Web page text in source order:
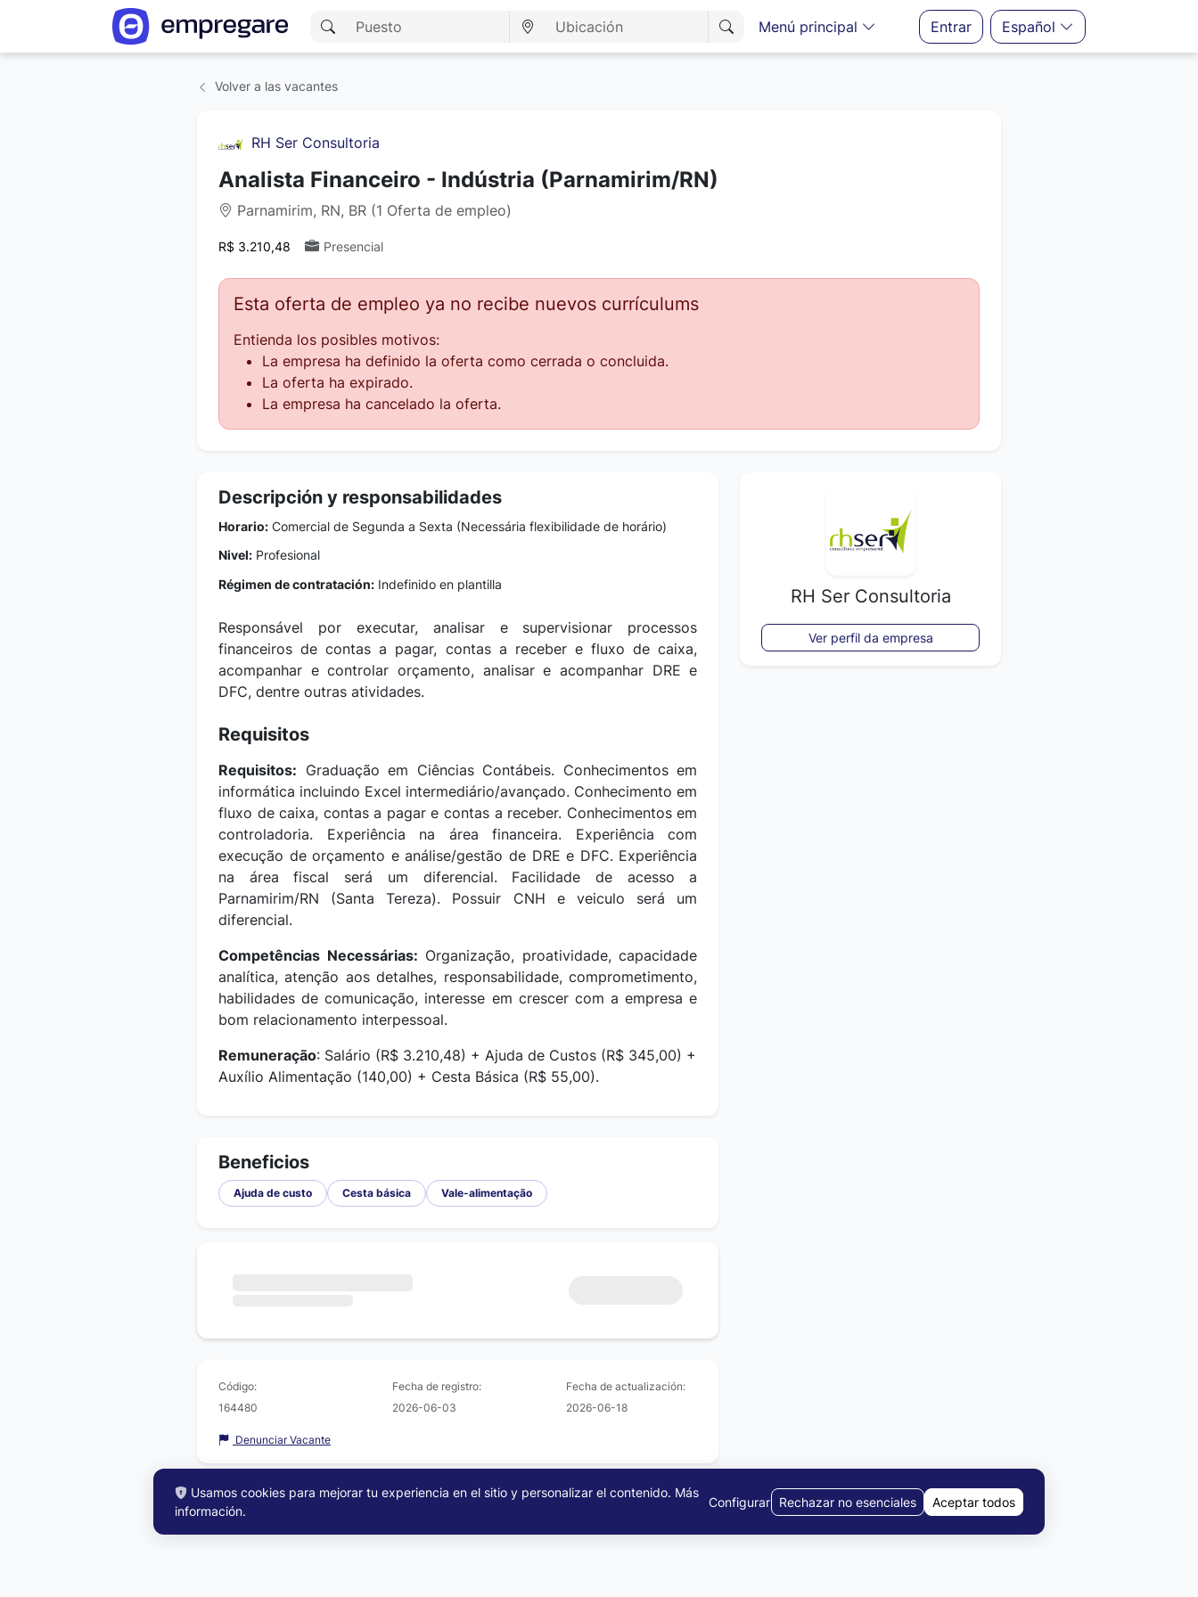
Menú principal Entrar Español
Volver a las vacantes
RH Ser Consultoria
Analista Financeiro - Indústria (Parnamirim/RN)
Parnamirim, RN, BR (1 Oferta de empleo)
R$ 3.210,48 Presencial
Esta oferta de empleo ya no recibe nuevos currículums
Entienda los posibles motivos:
La empresa ha definido la oferta como cerrada o concluida.
La oferta ha expirado.
La empresa ha cancelado la oferta.
Descripción y responsabilidades
Horario: Comercial de Segunda a Sexta (Necessária flexibilidade de horário)
Nivel: Profesional
Régimen de contratación: Indefinido en plantilla
Responsável por executar, analisar e supervisionar processos
financeiros de contas a pagar, contas a receber e fluxo de caixa,
acompanhar e controlar orçamento, analisar e acompanhar DRE e
DFC, dentre outras atividades.
Requisitos
Requisitos: Graduação em Ciências Contábeis. Conhecimentos em
informática incluindo Excel intermediário/avançado. Conhecimento em
fluxo de caixa, contas a pagar e contas a receber. Conhecimentos em
controladoria. Experiência na área financeira. Experiência com
execução de orçamento e análise/gestão de DRE e DFC. Experiência
na área fiscal será um diferencial. Facilidade de acesso a
Parnamirim/RN (Santa Tereza). Possuir CNH e veiculo será um
diferencial.
Competências Necessárias: Organização, proatividade, capacidade
analítica, atenção aos detalhes, responsabilidade, comprometimento,
habilidades de comunicação, interesse em crescer com a empresa e
bom relacionamento interpessoal.
Remuneração: Salário (R$ 3.210,48) + Ajuda de Custos (R$ 345,00) +
Auxílio Alimentação (140,00) + Cesta Básica (R$ 55,00).
Beneficios
Ajuda de custo Cesta básica Vale-alimentação
Código:
164480
Fecha de registro:
2026-06-03
Fecha de actualización:
2026-06-18
Denunciar Vacante
RH Ser Consultoria
Ver perfil da empresa
Usamos cookies para mejorar tu experiencia en el sitio y personalizar el contenido. Más
información.
Configurar Rechazar no esenciales Aceptar todos